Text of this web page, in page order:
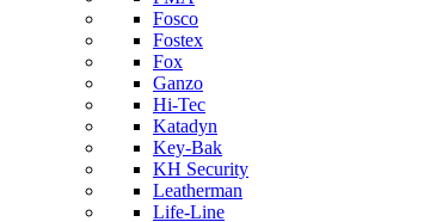
Fosco
Fostex
Fox
Ganzo
Hi-Tec
Katadyn
Key-Bak
KH Security
Leatherman
Life-Line